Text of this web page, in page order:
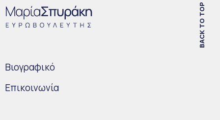
BACK TO TOP
Bιογραφικό
Επικοινωνία